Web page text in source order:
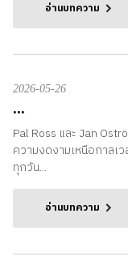
อ่านบทความ
2026-05-26
...
Pal Ross และ Jan
ความงดงามเหนือกาลเ
ทุกวัน...
อ่านบทความ